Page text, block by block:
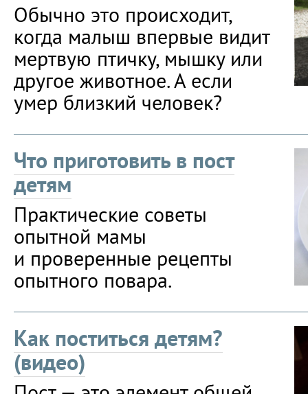
Обычно это происходит,
когда малыш впервые видит
мертвую птичку, мышку или
другое животное. А если
умер близкий человек?
Что приготовить в пост
детям
Практические советы
опытной мамы
и проверенные рецепты
опытного повара.
Как поститься детям?
(видео)